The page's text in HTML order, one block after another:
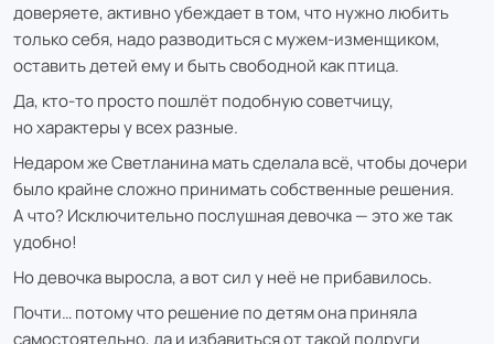
доверяете, активно убеждает в том, что нужно любить
только себя, надо разводиться с мужем-изменщиком,
оставить детей ему и быть свободной как птица.
Да, кто-то просто пошлёт подобную советчицу,
но характеры у всех разные.
Недаром же Светланина мать сделала всё, чтобы дочери
было крайне сложно принимать собственные решения.
А что? Исключительно послушная девочка — это же так
удобно!
Но девочка выросла, а вот сил у неё не прибавилось.
Почти… потому что решение по детям она приняла
самостоятельно, да и избавиться от такой подруги